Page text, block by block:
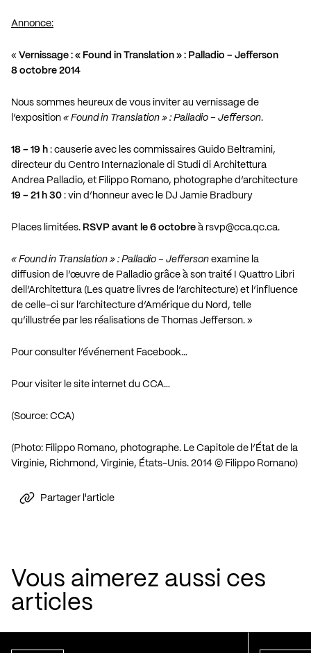
Annonce:
« Vernissage : « Found in Translation » : Palladio – Jefferson
8 octobre 2014
Nous sommes heureux de vous inviter au vernissage de
l’exposition « Found in Translation » : Palladio – Jefferson.
18 – 19 h : causerie avec les commissaires Guido Beltramini,
directeur du Centro Internazionale di Studi di Architettura
Andrea Palladio, et Filippo Romano, photographe d’architecture
19 – 21 h 30 : vin d’honneur avec le DJ Jamie Bradbury
Places limitées. RSVP avant le 6 octobre à rsvp@cca.qc.ca.
« Found in Translation » : Palladio – Jefferson examine la
diffusion de l’œuvre de Palladio grâce à son traité I Quattro Libri
dell’Architettura (Les quatre livres de l’architecture) et l’influence
de celle-ci sur l’architecture d’Amérique du Nord, telle
qu’illustrée par les réalisations de Thomas Jefferson. »
Pour consulter l’événement Facebook…
Pour visiter le site internet du CCA…
(Source: CCA)
(Photo: Filippo Romano, photographe. Le Capitole de l’État de la
Virginie, Richmond, Virginie, États-Unis. 2014 © Filippo Romano)
Partager l'article
Vous aimerez aussi ces
articles